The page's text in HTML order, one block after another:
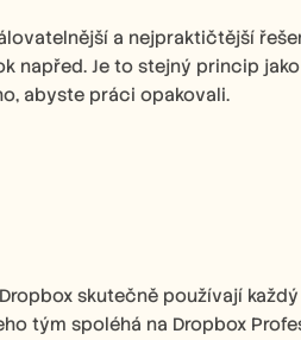
a nejpraktičtější
napřed. Je to stejný princip
abyste práci opakovali.
skutečně používají
tým spoléhá na Dropbox